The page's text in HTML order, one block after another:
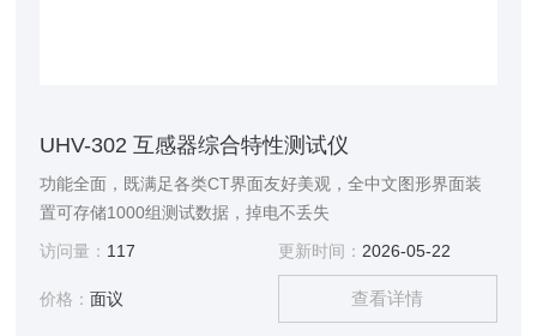
UHV-302 互感器综合特性测试仪
功能全面，既满足各类CT界面友好美观，全中文图形界面装
置可存储1000组测试数据，掉电不丢失
访问量： 117 更新时间： 2026-05-22
价格：面议 查看详情